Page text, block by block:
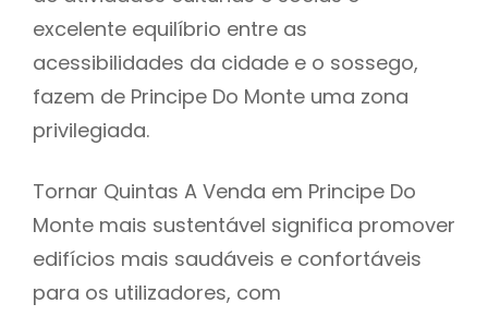
excelente equilíbrio entre as
acessibilidades da cidade e o sossego,
fazem de Principe Do Monte uma zona
privilegiada.
Tornar Quintas A Venda em Principe Do
Monte mais sustentável significa promover
edifícios mais saudáveis e confortáveis
para os utilizadores, com